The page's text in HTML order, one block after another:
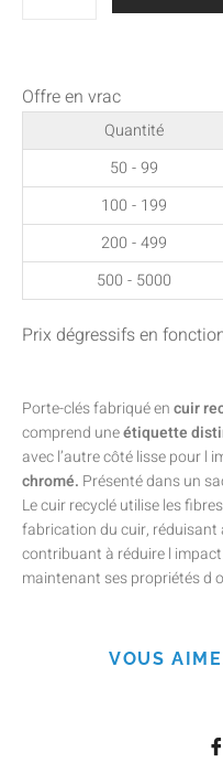
Offre en vrac
Quantité
50 - 99
100 - 199
200 - 499
500 - 5000
Prix dégressifs en
Porte-clés fabriqué encuir
comprend uneétiquette
avec l’autre côté lisse pour l
chromé. Présenté dans un
Le cuir recyclé utilise les
fabrication du cuir, réduisant
contribuant à réduire l
maintenant ses propriétés d
VOUS